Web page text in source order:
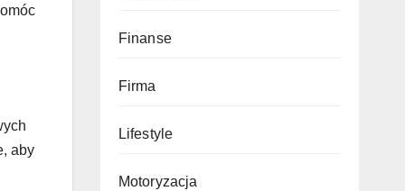
aby
Finanse
Firma
Lifestyle
Motoryzacja